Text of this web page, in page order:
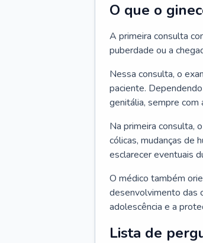
O que o
A primeira consulta
puberdade ou a
Nessa consulta, o
paciente.
genitália, sempre com
Na primeira consulta,
cólicas, mudanças de
esclarecer eventuais
O médico também
desenvolvimento das
adolescência e a
Lista de